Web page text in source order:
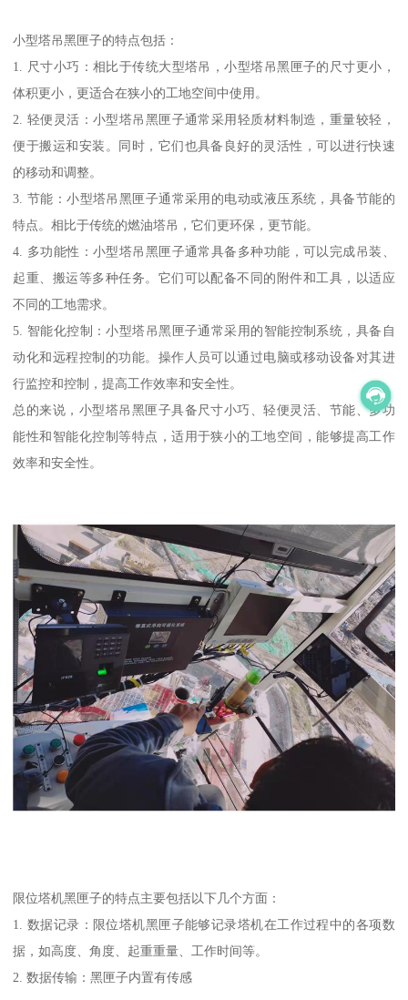
小型塔吊黑匣子的特点包括：
1. 尺寸小巧：相比于传统大型塔吊，小型塔吊黑匣子的尺寸更小，
体积更小，更适合在狭小的工地空间中使用。
2. 轻便灵活：小型塔吊黑匣子通常采用轻质材料制造，重量较轻，
便于搬运和安装。同时，它们也具备良好的灵活性，可以进行快速
的移动和调整。
3. 节能：小型塔吊黑匣子通常采用的电动或液压系统，具备节能的
特点。相比于传统的燃油塔吊，它们更环保，更节能。
4. 多功能性：小型塔吊黑匣子通常具备多种功能，可以完成吊装、
起重、搬运等多种任务。它们可以配备不同的附件和工具，以适应
不同的工地需求。
5. 智能化控制：小型塔吊黑匣子通常采用的智能控制系统，具备自
动化和远程控制的功能。操作人员可以通过电脑或移动设备对其进
行监控和控制，提高工作效率和安全性。
总的来说，小型塔吊黑匣子具备尺寸小巧、轻便灵活、节能、多功
能性和智能化控制等特点，适用于狭小的工地空间，能够提高工作
效率和安全性。
限位塔机黑匣子的特点主要包括以下几个方面：
1. 数据记录：限位塔机黑匣子能够记录塔机在工作过程中的各项数
据，如高度、角度、起重重量、工作时间等。
2. 数据传输：黑匣子内置有传感